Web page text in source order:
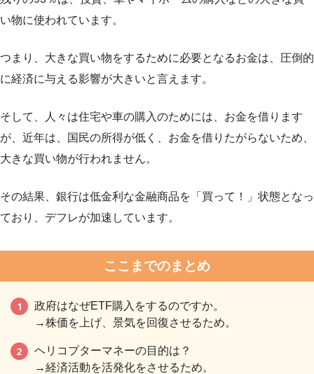
い物に使われています。
つまり、大きな買い物をするために必要となるお金は、圧倒的
に経済に与える影響が大きいと言えます。
そして、人々は住宅や車の購入のためには、お金を借ります
が、近年は、国民の所得が低く、お金を借りたがらないため、
大きな買い物が行われません。
その結果、銀行は低金利な金融商品を「買って！」状態となっ
ており、デフレが加速しています。
ここまでのまとめ
政府はなぜETF購入をするのですか。
→株価を上げ、景気を回復させるため。
ヘリコプターマネーの目的は？
→経済活動を活発化をさせるため。